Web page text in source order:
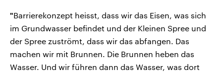
"Barrierekonzept heisst, dass wir das Eisen, was sich
im Grundwasser befindet und der Kleinen Spree und
der Spree zuströmt, dass wir das abfangen. Das
machen wir mit Brunnen. Die Brunnen heben das
Wasser. Und wir führen dann das Wasser, was dort